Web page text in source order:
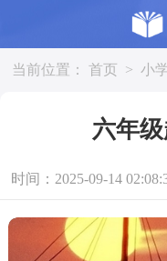
当前位置： 首页 > 小
六年
时间：2025-09-14